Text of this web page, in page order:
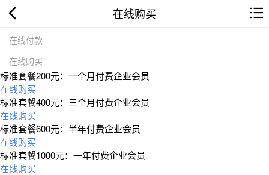
在线购买
在线付款
在线购买
标准套餐200元：一个月付费企业会员
在线购买
标准套餐400元：三个月付费企业会员
在线购买
标准套餐600元：半年付费企业会员
在线购买
标准套餐1000元：一年付费企业会员
在线购买